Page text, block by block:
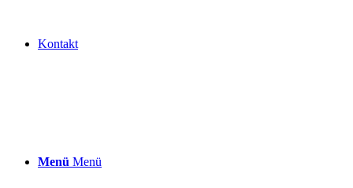
Kontakt
Menü Menü